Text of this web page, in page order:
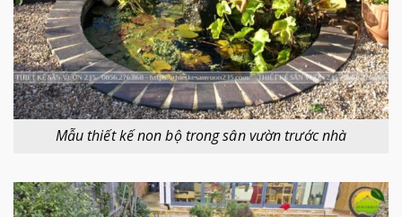
Mẫu thiết kế non bộ trong sân vườn trước nhà